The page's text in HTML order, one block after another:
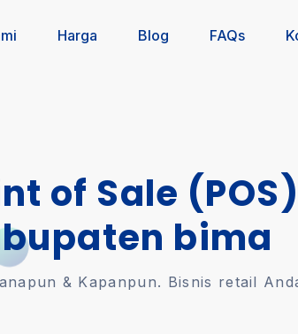
Harga Blog FAQs
of Sale (POS)
bima
& Kapanpun. Bisnis retail